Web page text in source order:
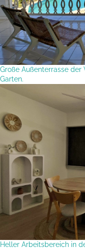
Große Außenterrasse
Garten.
Heller Arbeitsbereich in